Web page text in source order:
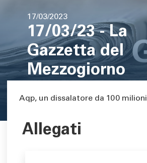
Data
di
pubblicazione
17/03/2023
17/03/23 - La
Gazzetta del
Mezzogiorno
Area di testo
Aqp, un dissalatore da 100 milioni
Allegati